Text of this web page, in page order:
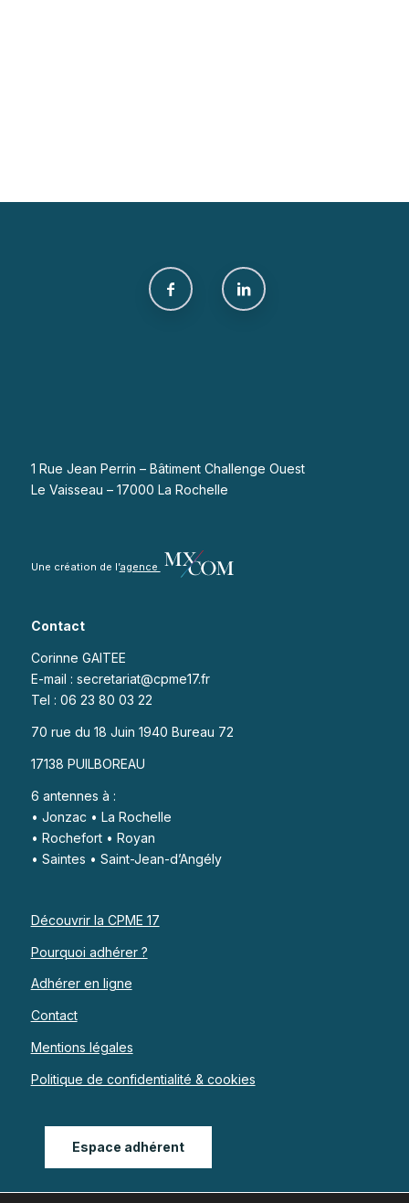
1 Rue Jean Perrin – Bâtiment Challenge Ouest
Le Vaisseau – 17000 La Rochelle
Une création de l’agence
Contact
Corinne GAITEE
E-mail : secretariat@cpme17.fr
Tel : 06 23 80 03 22
70 rue du 18 Juin 1940 Bureau 72
17138 PUILBOREAU
6 antennes à :
• Jonzac • La Rochelle
• Rochefort • Royan
• Saintes • Saint-Jean-d’Angély
Découvrir la CPME 17
Pourquoi adhérer ?
Adhérer en ligne
Contact
Mentions légales
Politique de confidentialité & cookies
Espace adhérent